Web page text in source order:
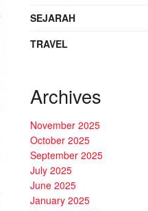
SEJARAH
TRAVEL
Archives
November 2025
October 2025
September 2025
July 2025
June 2025
January 2025